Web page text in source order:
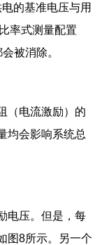
的基准电压与用
率式测量配置
被消除。
（电流激励）的
均会影响系统总
电压。但是，每
图8所示。另一个